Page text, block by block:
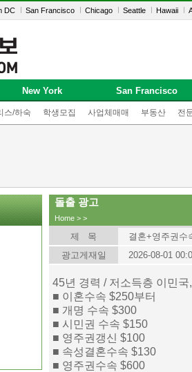
DC San Francisco Chicago Seattle Hawaii
스/하숙 학생모집 사업체매매 부동산 전
New York San Francisco
돌출 광고
Home > >
제 목
결혼+영주권수
광고게재일
2026-08-01
45년 경력 / 저소득층 이민
■ 이혼수속 $250부터
■ 개명 수속 $300
■ 시민권 수속 $150
■ 영주권갱신 $100
■ 속성결혼수속 $130
■ 영주권수속 $600